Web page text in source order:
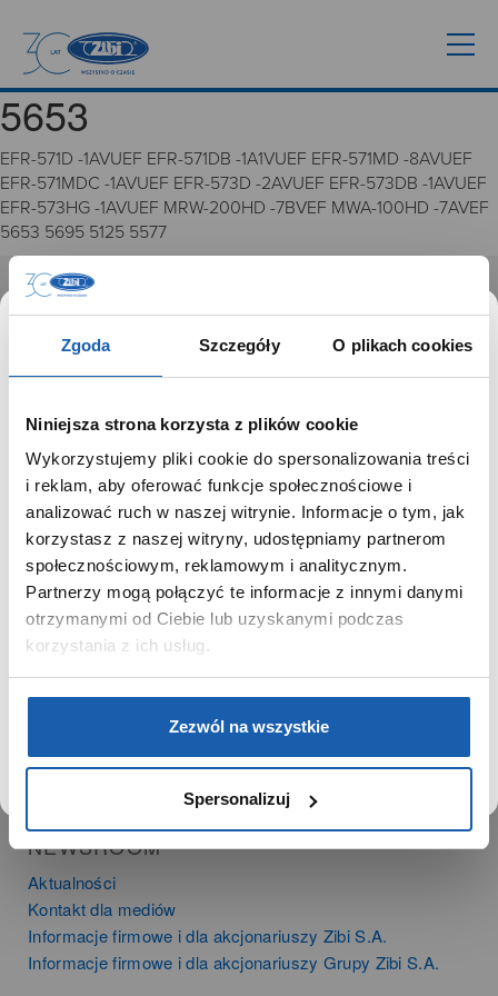
Zgoda Szczegóły O plikach cookies
Niniejsza strona korzysta z plików cookie
Wykorzystujemy pliki cookie do spersonalizowania treści
i reklam, aby oferować funkcje społecznościowe i
analizować ruch w naszej witrynie. Informacje o tym, jak
korzystasz z naszej witryny, udostępniamy partnerom
społecznościowym, reklamowym i analitycznym.
Partnerzy mogą połączyć te informacje z innymi danymi
otrzymanymi od Ciebie lub uzyskanymi podczas
korzystania z ich usług.
Zezwól na wszystkie
Spersonalizuj
5653
EFR-571D -1AVUEF EFR-571DB -1A1VUEF EFR-571MD -8AVUEF
EFR-571MDC -1AVUEF EFR-573D -2AVUEF EFR-573DB -1AVUEF
EFR-573HG -1AVUEF MRW-200HD -7BVEF MWA-100HD -7AVEF
5653 5695 5125 5577
GRUPA ZIBI
Historia
Misja, wizja i wartości Grupy Zibi
Kariera
Zgoda na ciasteczka
PRODUKTY
Zegarki
Instrumenty muzyczne
Kalkulatory
SIECI SPRZEDAŻY
Salony muzyczne Riff
NEWSROOM
Aktualności
Kontakt dla mediów
Informacje firmowe i dla akcjonariuszy Zibi S.A.
Informacje firmowe i dla akcjonariuszy Grupy Zibi S.A.
SZANOWNY UŻYTKOWNIKU,
SZANOWNA UŻYTKOWNICZKO
Używamy plików cookie w celach analitycznych,
statystycznych i marketingowych, w tym aby analizować
ruch w tej witrynie, optymalizować jej działanie oraz
zapamiętywać Twoje preferencje.